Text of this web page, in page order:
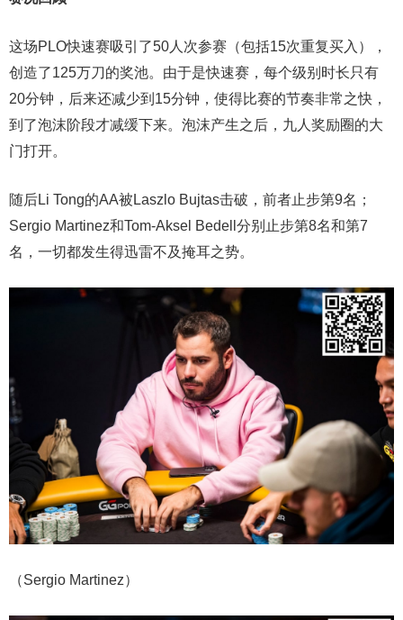
这场PLO快速赛吸引了50人次参赛（包括15次重复买入），
创造了125万刀的奖池。由于是快速赛，每个级别时长只有
20分钟，后来还减少到15分钟，使得比赛的节奏非常之快，
到了泡沫阶段才减缓下来。泡沫产生之后，九人奖励圈的大
门打开。
随后Li Tong的AA被Laszlo Bujtas击破，前者止步第9名；
Sergio Martinez和Tom-Aksel Bedell分别止步第8名和第7
名，一切都发生得迅雷不及掩耳之势。
（Sergio Martinez）